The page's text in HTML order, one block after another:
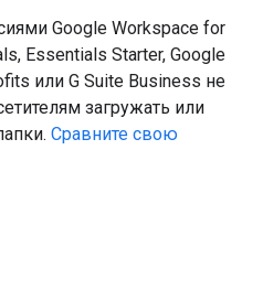
Google Workspace for
Essentials Starter, Google
или G Suite Business не
загружать или
Сравните свою